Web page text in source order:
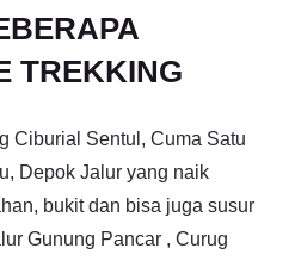
TREKKING
Ciburial Sentul, Cuma Satu
Depok Jalur yang naik
bukit dan bisa juga susur
Gunung Pancar , Curug